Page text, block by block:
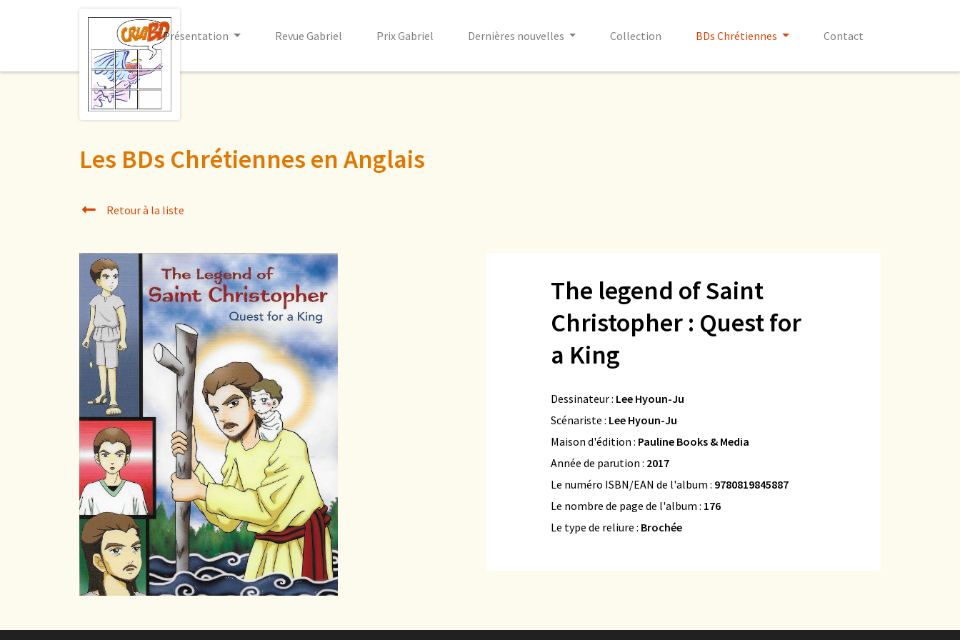
Présentation Revue Gabriel Prix Gabriel Dernières nouvelles Collection BDs Chrétiennes Contact
Les BDs Chrétiennes en Anglais
Retour à la liste
The legend of Saint
Christopher : Quest for
a King
Dessinateur : Lee Hyoun-Ju
Scénariste : Lee Hyoun-Ju
Maison d'édition : Pauline Books & Media
Année de parution : 2017
Le numéro ISBN/EAN de l'album : 9780819845887
Le nombre de page de l'album : 176
Le type de reliure : Brochée